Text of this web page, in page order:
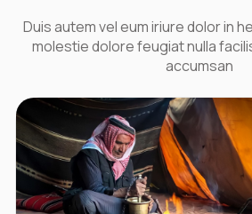
Duis autem vel eum iriure dolor in
molestie dolore feugiat nulla
accumsan